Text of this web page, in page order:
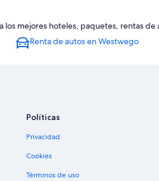
Hoteles baratos en Marrero
Hoteles de La Quinta Inn & Suites en
Hoteles con spa en Distrito histórico
Hoteles boutique en Distrito histórico
Hoteles con desayuno incluido en
Hoteles con vista en Distrito histórico
mejores hoteles, paquetes, rentas de
Renta de autos en Westwego
Políticas
Privacidad
Cookies
Términos de uso